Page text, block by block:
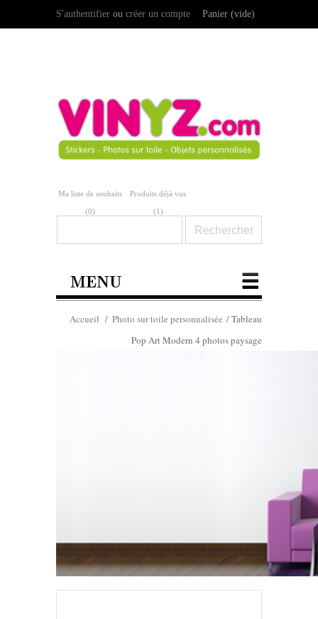
Ma liste de souhaits
(0)
Produits déjà vus
(1)
Panier (vide)
S'authentifier ou créer un compte
MENU
Accueil / Photo sur toile personnalisée /Tableau
Pop Art Modern 4 photos paysage